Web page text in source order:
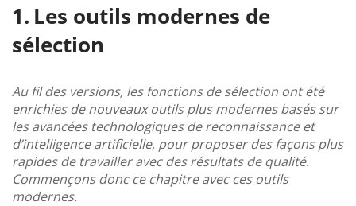
Les outils modernes de
sélection
Au fil des versions, les fonctions de sélection ont été
enrichies de nouveaux outils plus modernes basés sur
les avancées technologiques de reconnaissance et
d’intelligence artificielle, pour proposer des façons plus
rapides de travailler avec des résultats de qualité.
Commençons donc ce chapitre avec ces outils
modernes.